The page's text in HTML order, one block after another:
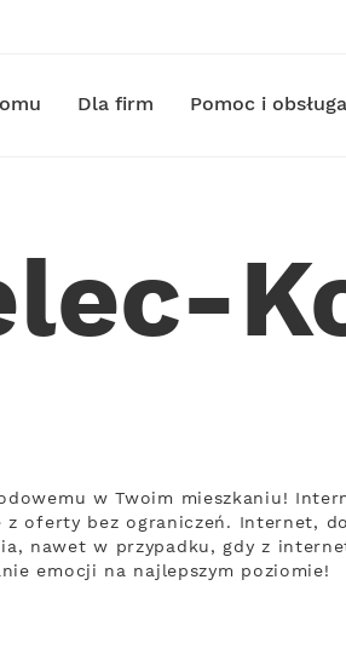
Dla firm Pomoc i obsługa
w Twoim mieszkaniu!
z oferty bez ograniczeń. Internet,
nawet w przypadku, gdy z
emocji na najlepszym poziomie!